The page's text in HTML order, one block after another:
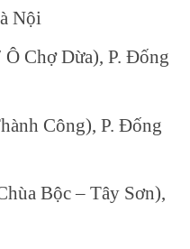
Nội
Chợ Dừa), P. Đống
Công), P. Đống
Bộc – Tây Sơn),